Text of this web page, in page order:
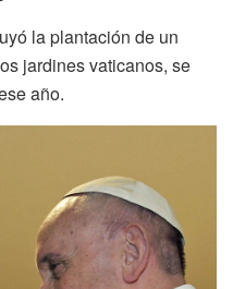
la plantación de un
jardines vaticanos, se
año.